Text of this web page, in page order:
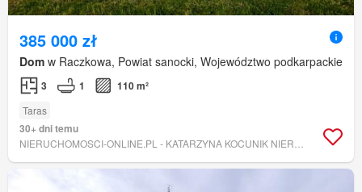
385 000 zł
Dom w Raczkowa, Powiat sanocki, Województwo podkarpackie
3 1 110 m²
Taras
30+ dni temu